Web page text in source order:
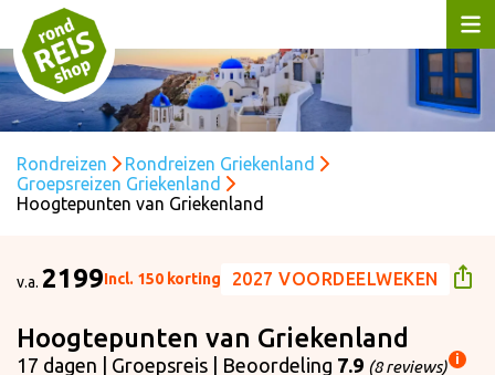
Rondreizen
Rondreizen Griekenland
Groepsreizen Griekenland
Hoogtepunten van Griekenland
v.a. 2199Incl. 150 korting
i
2027 VOORDEELWEKEN
Hoogtepunten van Griekenland
17 dagen | Groepsreis | Beoordeling 7.9 (8 reviews)